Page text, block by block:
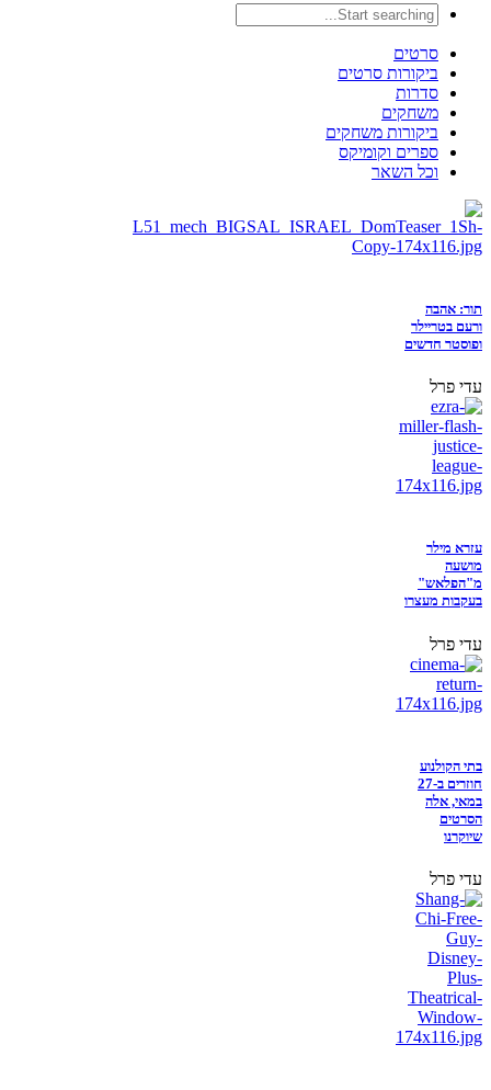
סרטים
ביקורות סרטים
סדרות
משחקים
ביקורות משחקים
ספרים וקומיקס
וכל השאר
תור: אהבה
ורעם בטריילר
ופוסטר חדשים
עדי פרל
עזרא מילר
מושעה
מ"הפלאש"
בעקבות מעצרו
עדי פרל
בתי הקולנוע
חוזרים ב-27
במאי, אלה
הסרטים
שיוקרנו
עדי פרל